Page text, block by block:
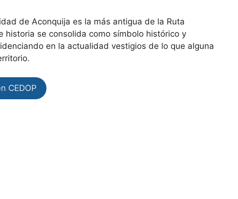
de Aconquija es la más antigua de la Ruta
historia se consolida como símbolo histórico y
en la actualidad vestigios de lo que alguna
CEDOP